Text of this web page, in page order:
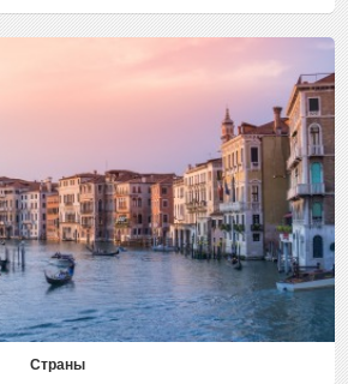
Страны